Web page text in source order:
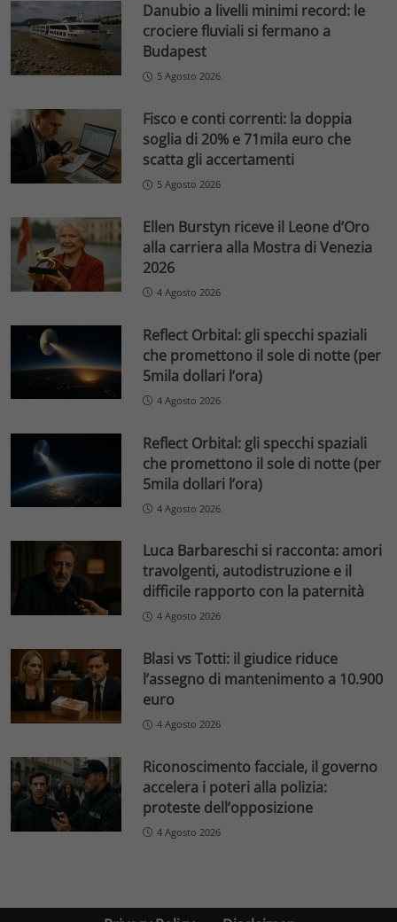
Danubio a livelli minimi record: le
crociere fluviali si fermano a
Budapest
5 Agosto 2026
Fisco e conti correnti: la doppia
soglia di 20% e 71mila euro che
scatta gli accertamenti
5 Agosto 2026
Ellen Burstyn riceve il Leone d’Oro
alla carriera alla Mostra di Venezia
2026
4 Agosto 2026
Reflect Orbital: gli specchi spaziali
che promettono il sole di notte (per
5mila dollari l’ora)
4 Agosto 2026
Reflect Orbital: gli specchi spaziali
che promettono il sole di notte (per
5mila dollari l’ora)
4 Agosto 2026
Luca Barbareschi si racconta: amori
travolgenti, autodistruzione e il
difficile rapporto con la paternità
4 Agosto 2026
Blasi vs Totti: il giudice riduce
l’assegno di mantenimento a 10.900
euro
4 Agosto 2026
Riconoscimento facciale, il governo
accelera i poteri alla polizia:
proteste dell’opposizione
4 Agosto 2026